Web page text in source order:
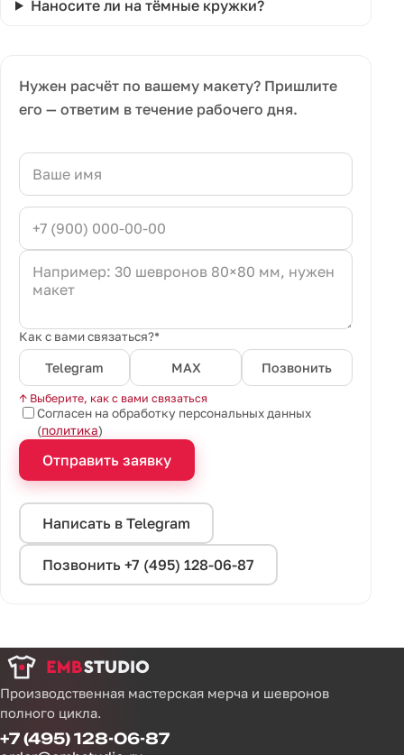
Наносите ли на тёмные кружки?
Нужен расчёт по вашему макету? Пришлите
его — ответим в течение рабочего дня.
Как с вами связаться?*
Telegram MAX Позвонить
↑ Выберите, как с вами связаться
Согласен на обработку персональных данных
(политика)
Отправить заявку
Написать в Telegram
Позвонить +7 (495) 128-06-87
Производственная мастерская мерча и шевронов
полного цикла.
+7 (495) 128-06-87